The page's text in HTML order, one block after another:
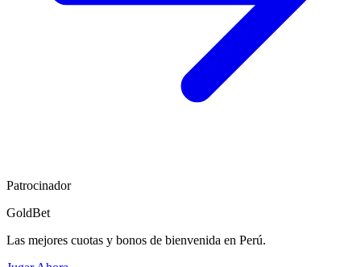
Patrocinador
GoldBet
Las mejores cuotas y bonos de bienvenida en Perú.